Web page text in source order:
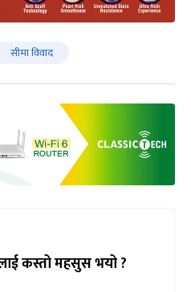
सीमा विवाद
कस्तो महसुस भयो ?